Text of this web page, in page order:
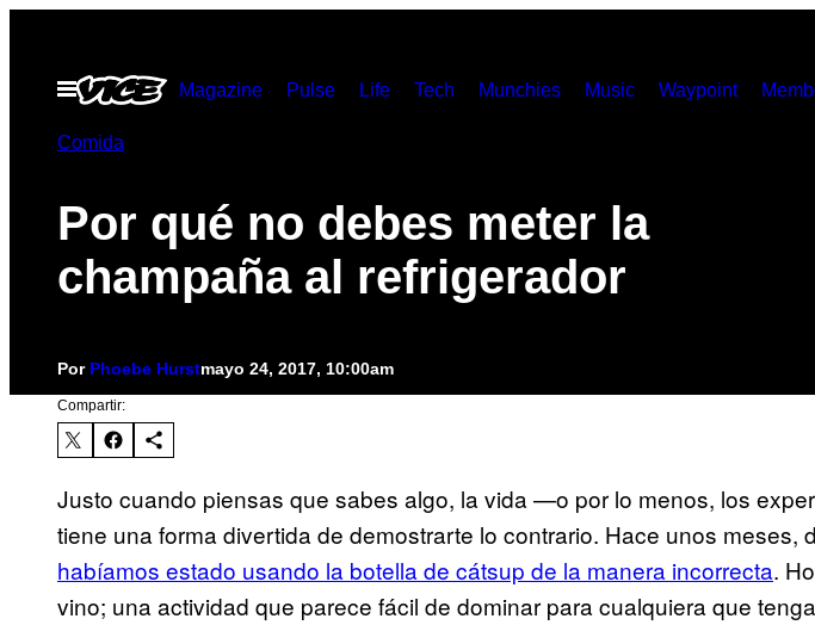
contenido
Abrir
Menú
Magazine Pulse Life Tech Munchies Music Waypoint
Comida
Por qué no debes meter la
champaña al refrigerador
Por Phoebe Hurstmayo 24, 2017, 10:00am
Compartir:
Justo cuando piensas que sabes algo, la vida —o por lo menos, los
tiene una forma divertida de demostrarte lo contrario. Hace unos meses,
habíamos estado usando la botella de cátsup de la manera incorrecta.
vino; una actividad que parece fácil de dominar para cualquiera que